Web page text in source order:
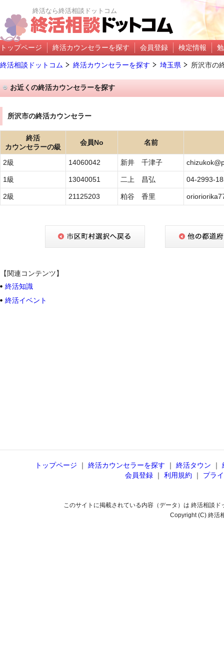
終活なら終活相談ドットコム
トップページ 終活カウンセラーを探す 会員登録 検定情報
終活相談ドットコム 終活カウンセラーを探す 埼玉県 所沢市の
お近くの終活カウンセラーを探す
所沢市の終活カウンセラー
終活
カウンセラーの級
会員No 名前
2級 14060042 新井 千津子
1級 13040051 二上 昌弘 04-2993-
2級 21125203 粕谷 香里
【関連コンテンツ】
終活知識
終活イベント
トップページ ｜ 終活カウンセラーを探す ｜ 終活タウン ｜
会員登録 ｜ 利用規約 ｜ プラ
このサイトに掲載されている内容（データ）は 終活相談
Copyright (C) 終活